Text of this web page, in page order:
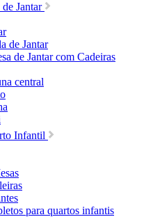
Jantar
de Jantar
de Jantar com Cadeiras
central
Infantil
para quartos infantis